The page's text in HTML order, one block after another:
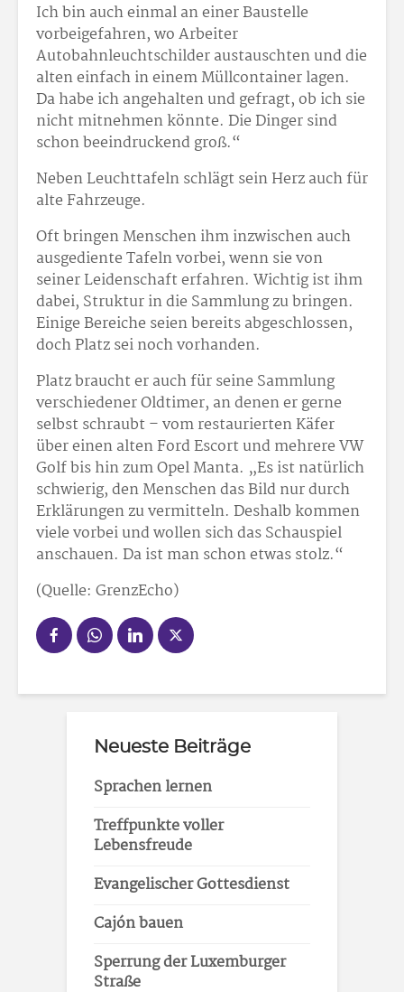
Ich bin auch einmal an einer Baustelle
vorbeigefahren, wo Arbeiter
Autobahnleuchtschilder austauschten und die
alten einfach in einem Müllcontainer lagen.
Da habe ich angehalten und gefragt, ob ich sie
nicht mitnehmen könnte. Die Dinger sind
schon beeindruckend groß.“
Neben Leuchttafeln schlägt sein Herz auch für
alte Fahrzeuge.
Oft bringen Menschen ihm inzwischen auch
ausgediente Tafeln vorbei, wenn sie von
seiner Leidenschaft erfahren. Wichtig ist ihm
dabei, Struktur in die Sammlung zu bringen.
Einige Bereiche seien bereits abgeschlossen,
doch Platz sei noch vorhanden.
Platz braucht er auch für seine Sammlung
verschiedener Oldtimer, an denen er gerne
selbst schraubt – vom restaurierten Käfer
über einen alten Ford Escort und mehrere VW
Golf bis hin zum Opel Manta. „Es ist natürlich
schwierig, den Menschen das Bild nur durch
Erklärungen zu vermitteln. Deshalb kommen
viele vorbei und wollen sich das Schauspiel
anschauen. Da ist man schon etwas stolz.“
(Quelle: GrenzEcho)
Neueste Beiträge
Sprachen lernen
Treffpunkte voller
Lebensfreude
Evangelischer Gottesdienst
Cajón bauen
Sperrung der Luxemburger
Straße